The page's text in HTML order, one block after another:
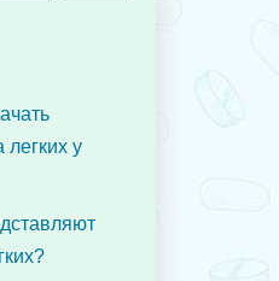
легких у